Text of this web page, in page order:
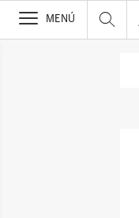
>
MENÚ